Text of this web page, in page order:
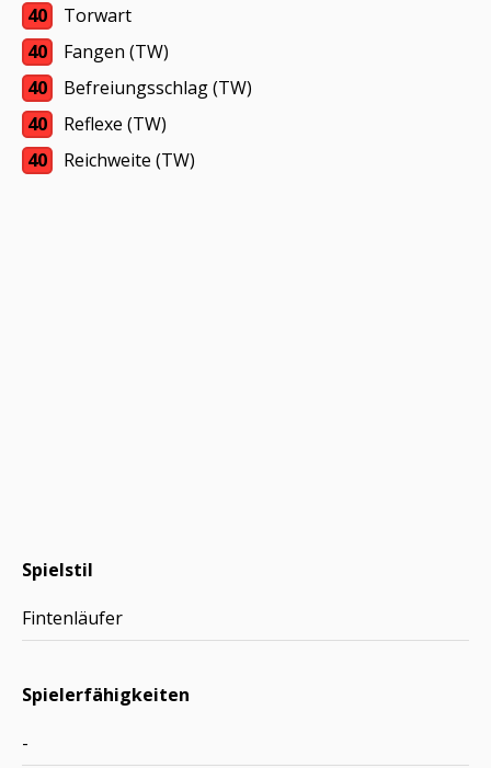
40
Torwart
40
Fangen (TW)
40
Befreiungsschlag (TW)
40
Reflexe (TW)
40
Reichweite (TW)
Spielstil
Fintenläufer
Spielerfähigkeiten
-